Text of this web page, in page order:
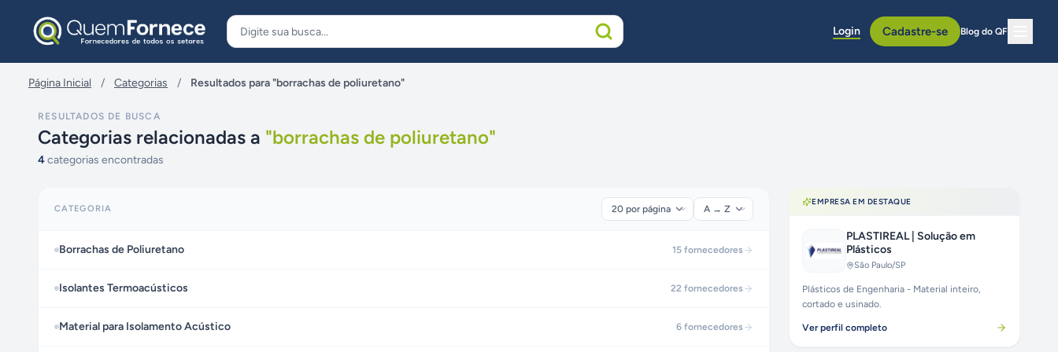
Login Cadastre-se Blog do QF
Página Inicial / Categorias / Resultados para "borrachas de poliuretano"
RESULTADOS DE BUSCA
Categorias relacionadas a "borrachas de poliuretano"
4categorias encontradas
CATEGORIA
Borrachas de Poliuretano 15 fornecedores
Isolantes Termoacústicos 22 fornecedores
Material para Isolamento Acústico 6 fornecedores
EMPRESA EM DESTAQUE
PLASTIREAL | Solução em
Plásticos
São Paulo/SP
Plásticos de Engenharia - Material inteiro,
cortado e usinado.
Ver perfil completo